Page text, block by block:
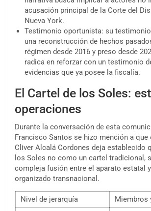
acusación principal de la Corte del
Nueva York.
Testimonio oportunista: su
una reconstrucción de hechos
régimen desde 2016 y preso desde
radica en reforzar con un testimonio
evidencias que ya posee la fiscalía.
El Cartel de los Soles:
operaciones
Durante la conversación de esta
Francisco Santos se hizo mención a
Cliver Alcalá Cordones deja establecido
los Soles no como un cartel tradicional,
compleja fusión entre el aparato estatal
organizado transnacional.
Nivel de jerarquía Miembros